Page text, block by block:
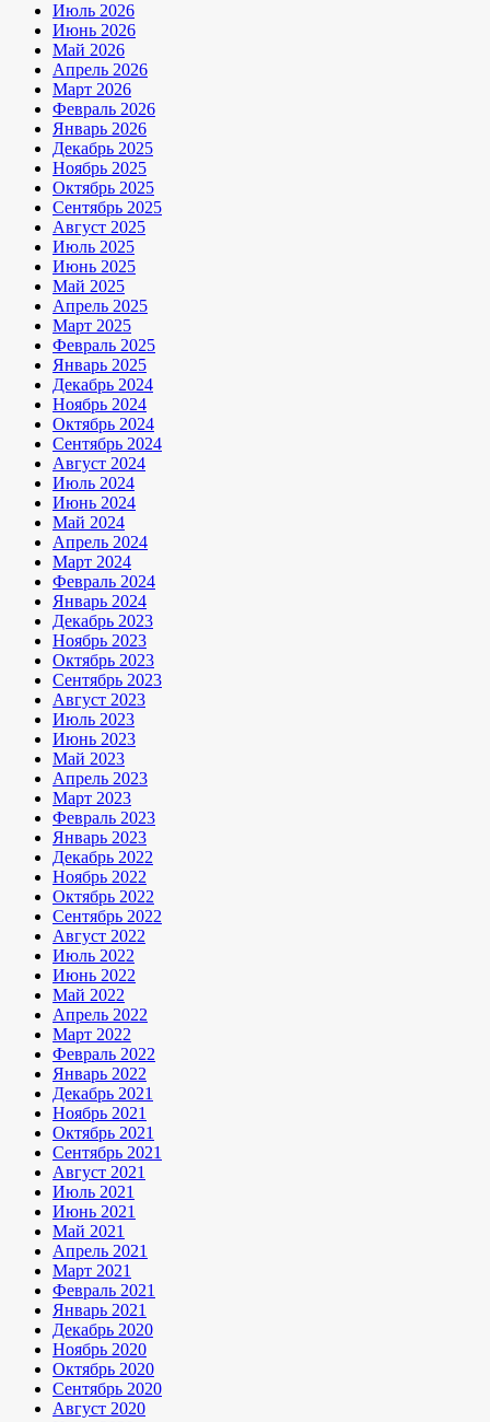
Июль 2026
Июнь 2026
Май 2026
Апрель 2026
Март 2026
Февраль 2026
Январь 2026
Декабрь 2025
Ноябрь 2025
Октябрь 2025
Сентябрь 2025
Август 2025
Июль 2025
Июнь 2025
Май 2025
Апрель 2025
Март 2025
Февраль 2025
Январь 2025
Декабрь 2024
Ноябрь 2024
Октябрь 2024
Сентябрь 2024
Август 2024
Июль 2024
Июнь 2024
Май 2024
Апрель 2024
Март 2024
Февраль 2024
Январь 2024
Декабрь 2023
Ноябрь 2023
Октябрь 2023
Сентябрь 2023
Август 2023
Июль 2023
Июнь 2023
Май 2023
Апрель 2023
Март 2023
Февраль 2023
Январь 2023
Декабрь 2022
Ноябрь 2022
Октябрь 2022
Сентябрь 2022
Август 2022
Июль 2022
Июнь 2022
Май 2022
Апрель 2022
Март 2022
Февраль 2022
Январь 2022
Декабрь 2021
Ноябрь 2021
Октябрь 2021
Сентябрь 2021
Август 2021
Июль 2021
Июнь 2021
Май 2021
Апрель 2021
Март 2021
Февраль 2021
Январь 2021
Декабрь 2020
Ноябрь 2020
Октябрь 2020
Сентябрь 2020
Август 2020